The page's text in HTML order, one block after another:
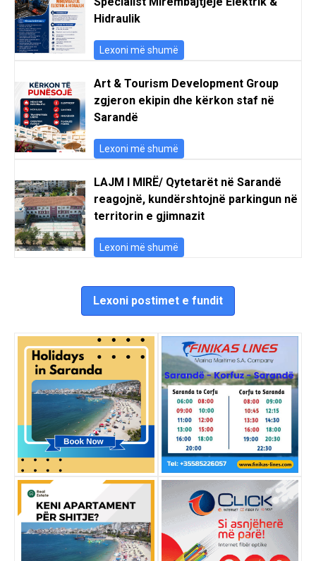
Hidraulik
Lexoni më shumë
Art & Tourism Development Group
zgjeron ekipin dhe kërkon staf në
Sarandë
Lexoni më shumë
LAJM I MIRË/ Qytetarët në Sarandë
reagojnë, kundërshtojnë parkingun në
territorin e gjimnazit
Lexoni më shumë
Lexoni postimet e fundit